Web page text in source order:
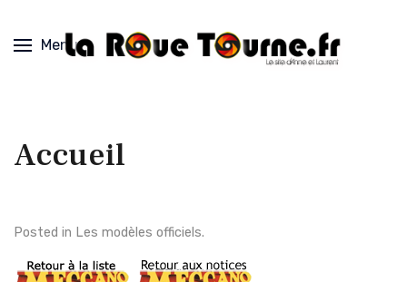
Menu
Accueil
Posted in Les modèles officiels.